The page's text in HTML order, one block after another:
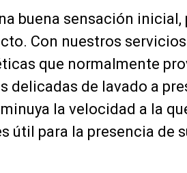
buena sensación
Con nuestros
que normalmente
de lavado a
la velocidad a la
para la presencia de